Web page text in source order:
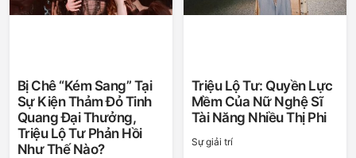
Bị Chê “kém Sang” Tại
Sự Kiện Thảm Đỏ Tinh
Quang Đại Thưởng,
Triệu Lộ Tư Phản Hồi
Như Thế Nào?
Triệu Lộ Tư: Quyền Lực
Mềm Của Nữ Nghệ Sĩ
Tài Năng Nhiều Thị Phi
Sự giải trí